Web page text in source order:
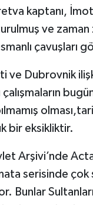
kaptanı,
ve
çavuşları
ve Dubrovnik
bir eksikliktir.
Arşivi’nde
serisinde çok
Bunlar